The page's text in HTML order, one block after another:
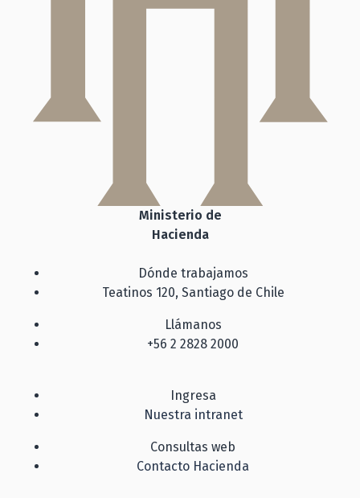
Ministerio de
Hacienda
Dónde trabajamos
Teatinos 120, Santiago de Chile
Llámanos
+56 2 2828 2000
Ingresa
Nuestra intranet
Consultas web
Contacto Hacienda